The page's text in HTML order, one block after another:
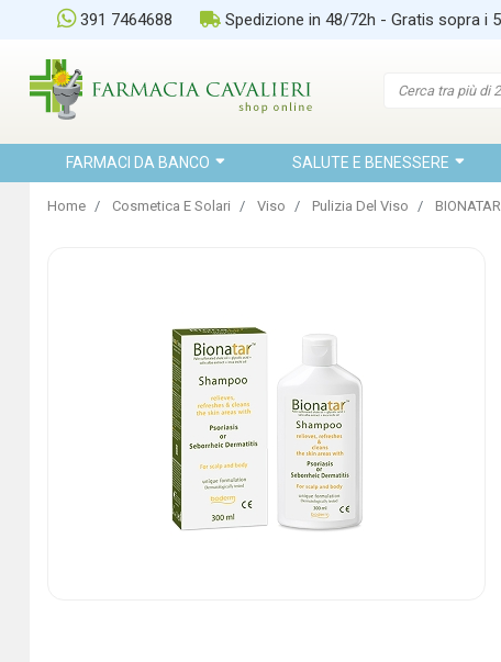
391 7464688 Spedizione in 48/72h - Gratis sopra i
FARMACI DA BANCO SALUTE E BENESSERE
Home Cosmetica E Solari Viso Pulizia Del Viso